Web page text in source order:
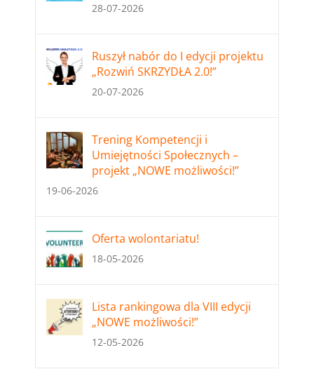
28-07-2026
Ruszył nabór do I edycji projektu
„Rozwiń SKRZYDŁA 2.0!”
20-07-2026
Trening Kompetencji i
Umiejętności Społecznych –
projekt „NOWE możliwości!”
19-06-2026
Oferta wolontariatu!
18-05-2026
Lista rankingowa dla VIII edycji
„NOWE możliwości!”
12-05-2026